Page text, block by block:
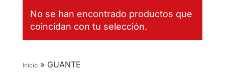
No se han encontrado productos que
coincidan con tu selección.
Inicio» GUANTE